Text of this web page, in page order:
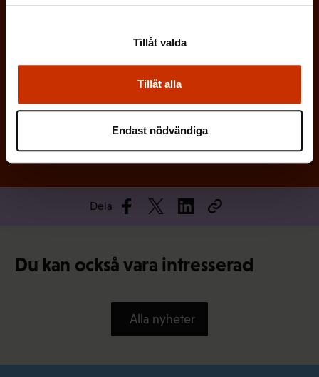
Tillåt alla
Tillåt valda
Endast nödvändiga
t
Dela
Du kan också vara intresserad
Alla nyheter